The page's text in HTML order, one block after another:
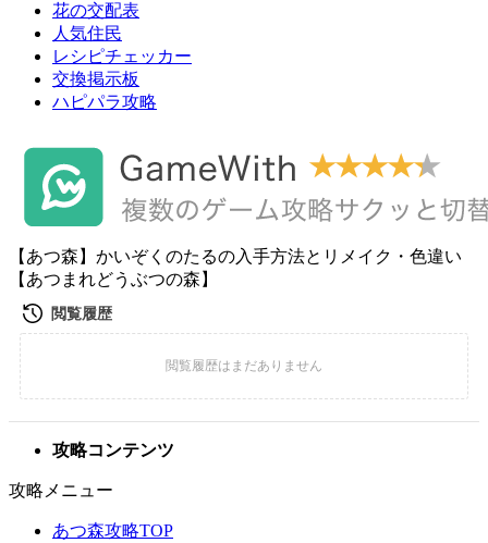
花の交配表
人気住民
レシピチェッカー
交換掲示板
ハピパラ攻略
【あつ森】かいぞくのたるの入手方法とリメイク・色違い
【あつまれどうぶつの森】
攻略コンテンツ
攻略メニュー
あつ森攻略TOP